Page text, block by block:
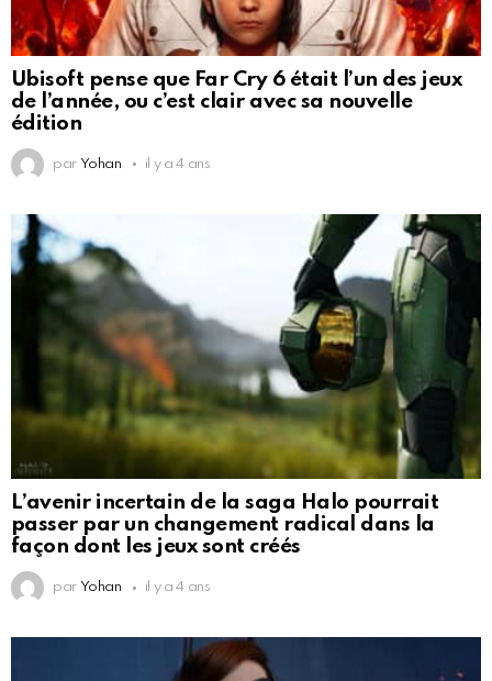
Ubisoft pense que Far Cry 6 était l’un des jeux
de l’année, ou c’est clair avec sa nouvelle
édition
par Yohan il y a 4 ans
L’avenir incertain de la saga Halo pourrait
passer par un changement radical dans la
façon dont les jeux sont créés
par Yohan il y a 4 ans